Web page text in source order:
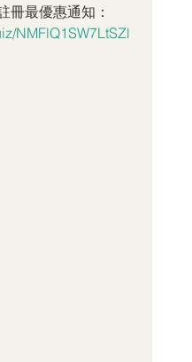
最優惠通知：
NMFlQ1SW7LtSZl